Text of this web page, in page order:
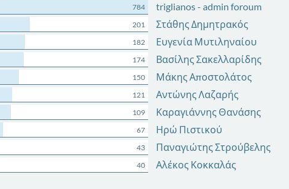
784
201
182
174
150
121
109
67
43
40
triglianos - admin foroum
Στάθης Δημητρακός
Ευγενία Μυτιληναίου
Βασίλης Σακελλαρίδης
Μάκης Αποστολάτος
Αντώνης Λαζαρής
Καραγιάννης Θανάσης
Ηρώ Πιστικού
Παναγιώτης Στρούβελης
Αλέκος Κοκκαλάς